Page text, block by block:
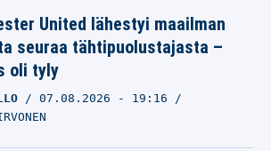
United lähestyi maailman
seuraa tähtipuolustajasta –
oli tyly
07.08.2026 - 19:16